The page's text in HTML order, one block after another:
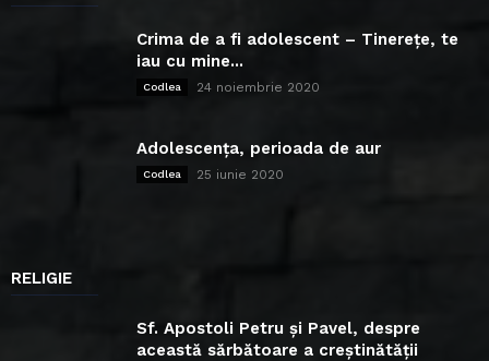
Crima de a fi adolescent – Tinerețe, te
iau cu mine...
Codlea 24 noiembrie 2020
Adolescența, perioada de aur
Codlea 25 iunie 2020
RELIGIE
Sf. Apostoli Petru și Pavel, despre
această sărbătoare a creștinătății